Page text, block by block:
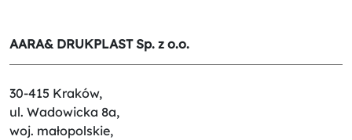
AARA& DRUKPLAST Sp. z o.o.
30-415 Kraków,
ul. Wadowicka 8a,
woj. małopolskie,